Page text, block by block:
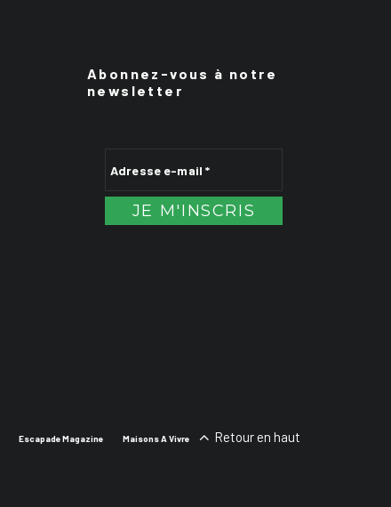
Abonnez-vous à notre
newsletter
Escapade Magazine Maisons A Vivre Retour en haut